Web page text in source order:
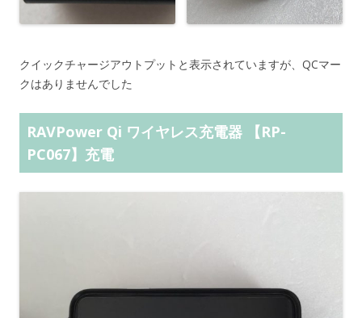
クイックチャージアウトプットと表示されていますが、QCマー
クはありませんでした
RAVPower Qi ワイヤレス充電器 【RP-
PC067】充電